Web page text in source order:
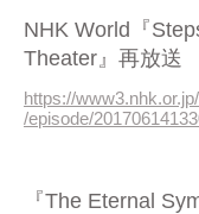
NHK World『
Theater』再放送
https://
/episode/
『The Eternal